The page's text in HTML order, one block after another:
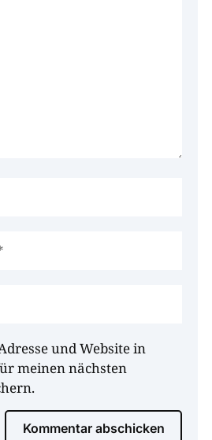
und Website in
meinen nächsten
Kommentar abschicken